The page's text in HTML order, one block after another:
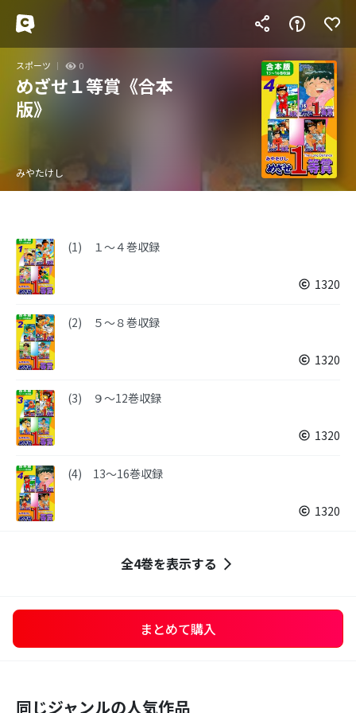
スポーツ 0
めざせ１等賞《合本
版》
みやたけし
(1) １～４巻収録
1320
(2) ５～８巻収録
1320
(3) ９～12巻収録
1320
(4) 13～16巻収録
1320
全4巻を表示する
まとめて購入
同じジャンルの人気作品